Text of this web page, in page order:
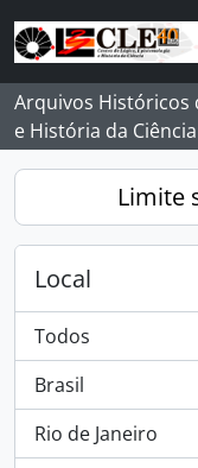
Skip to main content
Arquivos Históricos
e História da
Limite
Local
Todos
Brasil
, 2 resultados
Rio de Janeiro
, 2 resultados